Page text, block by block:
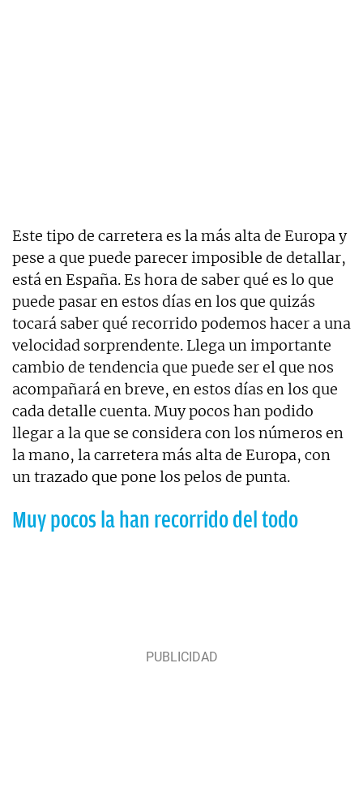
Este tipo de carretera es la más alta de Europa y
pese a que puede parecer imposible de detallar,
está en España. Es hora de saber qué es lo que
puede pasar en estos días en los que quizás
tocará saber qué recorrido podemos hacer a una
velocidad sorprendente. Llega un importante
cambio de tendencia que puede ser el que nos
acompañará en breve, en estos días en los que
cada detalle cuenta. Muy pocos han podido
llegar a la que se considera con los números en
la mano, la carretera más alta de Europa, con
un trazado que pone los pelos de punta.
Muy pocos la han recorrido del todo